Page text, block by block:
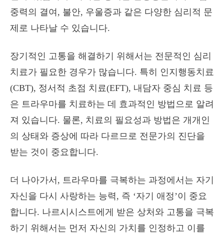
중력의 결여, 불안, 우울증과 같은 다양한 심리적 문
제로 나타날 수 있습니다.
장기적인 고통을 해결하기 위해서는 전문적인 심리
치료가 필요한 경우가 많습니다. 특히 인지행동치료
(CBT), 정서적 초점 치료(EFT), 내담자 중심 치료 등
은 트라우마를 치료하는 데 효과적인 방법으로 알려
져 있습니다. 물론, 치료의 필요성과 방법은 개개인
의 상태와 증상에 따라 다르므로 전문가의 진단을
받는 것이 중요합니다.
더 나아가서, 트라우마를 극복하는 과정에서는 자기
자신을 다시 사랑하는 능력, 즉 ‘자기 애정’이 중요
합니다. 나르시시스트에게 받은 상처와 고통을 극복
하기 위해서는 먼저 자신의 가치를 인정하고 이를